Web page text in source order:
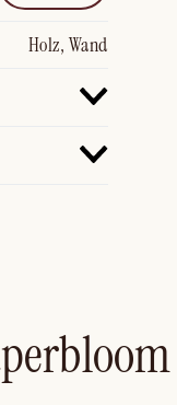
Holz, Wand